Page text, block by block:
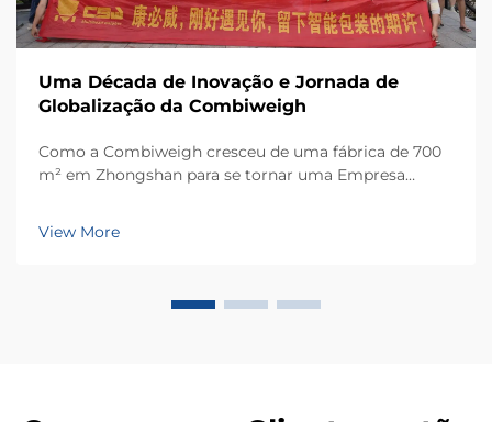
Uma Década de Inovação e Jornada de
Globalização da Combiweigh
Como a Combiweigh cresceu de uma fábrica de 700
m² em Zhongshan para se tornar uma Empresa
países. Conheça suas soluções inteligentes de
pesagem — solicite ainda hoje uma consulta global
View More